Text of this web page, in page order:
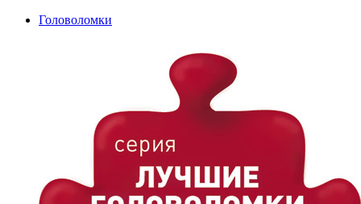
Головоломки